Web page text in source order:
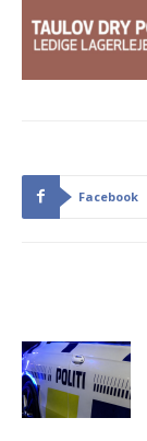
Facebook